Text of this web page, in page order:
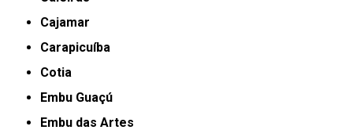
Cajamar
Carapicuíba
Cotia
Embu Guaçú
Embu das Artes